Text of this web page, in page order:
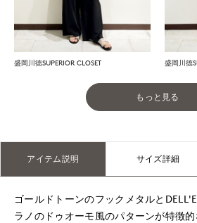
盛岡川徳SUPERIOR CLOSET 盛岡川徳
もっと見る
アイテム説明 サイズ詳細
ゴールドトーンのフックメタルと
ラノのドゥオーモ風のパターンが特徴